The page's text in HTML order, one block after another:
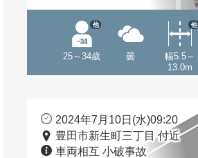
25～34歳
他
曇
幅5.5～
13.0m
他
2024年7月10日(水)09:20
豊田市新生町三丁目 付近
車両相互 小破事故